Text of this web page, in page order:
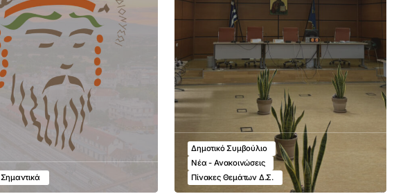
Σημαντικά
Δημοτικό Συμβούλιο
Νέα - Ανακοινώσεις
Πίνακες Θεμάτων Δ.Σ.